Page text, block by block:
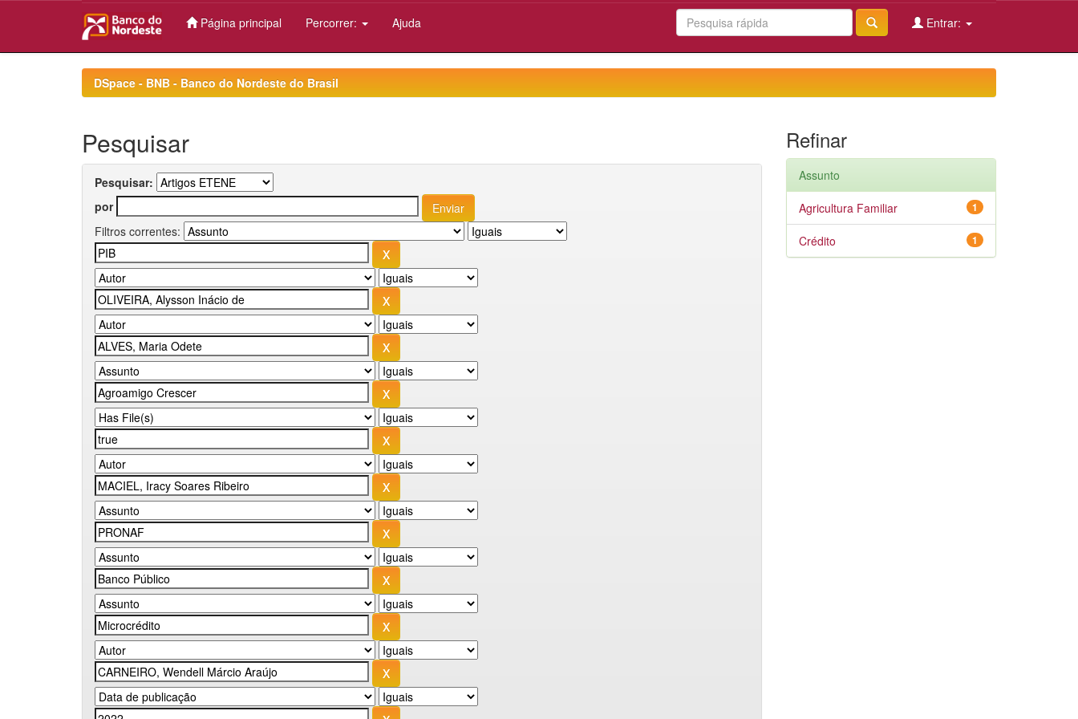
Página principal Percorrer: Ajuda Entrar:
DSpace - BNB - Banco do Nordeste do Brasil
Pesquisar
Pesquisar:
por
Filtros correntes:
Refinar
Assunto
1
Agricultura Familiar
1
Crédito